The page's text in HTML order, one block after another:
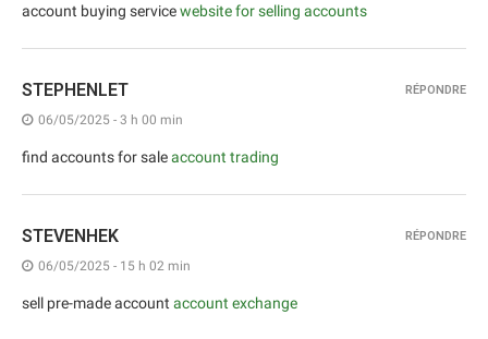
account buying servicewebsite for selling accounts
STEPHENLET
06/05/2025 - 3 h 00 min
find accounts for saleaccount trading
RÉPONDRE
STEVENHEK
06/05/2025 - 15 h 02 min
sell pre-made account account exchange
RÉPONDRE